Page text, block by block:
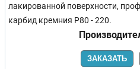
лакированной поверхности,
карбид кремния Р80 - 220.
ЗАКАЗАТЬ